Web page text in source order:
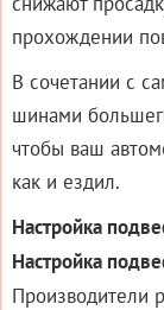
прохождении
В сочетании с
шинами
чтобы ваш
как и ездил.
Настройка
Настройка
Производители